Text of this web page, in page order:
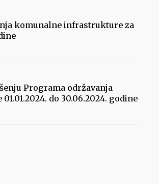
komunalne infrastrukture za
Programa održavanja
do 30.06.2024. godine